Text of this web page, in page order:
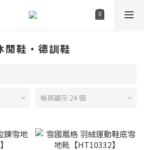
閒鞋・德訓鞋
每頁顯示 24 個